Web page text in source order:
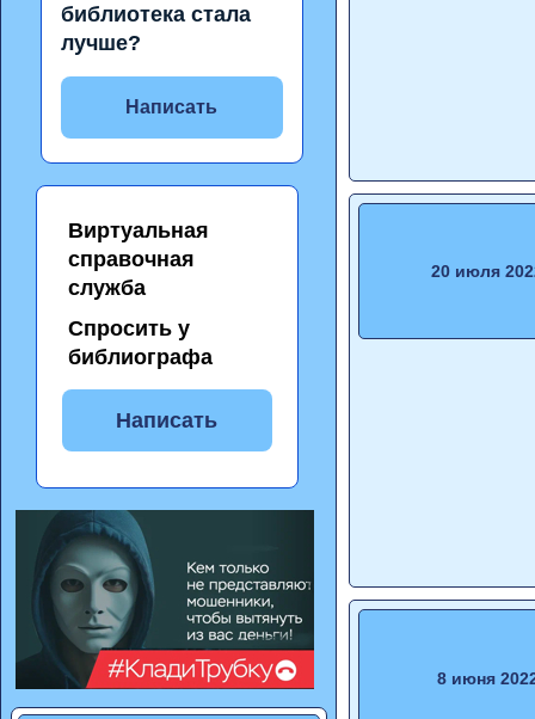
библиотека стала
лучше?
Написать
Виртуальная
справочная
служба
Спросить у
библиографа
Написать
20 июля
8 июня